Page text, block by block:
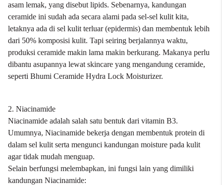
asam lemak, yang disebut lipids. Sebenarnya, kandungan
ceramide ini sudah ada secara alami pada sel-sel kulit kita,
letaknya ada di sel kulit terluar (epidermis) dan membentuk lebih
dari 50% komposisi kulit. Tapi seiring berjalannya waktu,
produksi ceramide makin lama makin berkurang. Makanya perlu
dibantu asupannya lewat skincare yang mengandung ceramide,
seperti Bhumi Ceramide Hydra Lock Moisturizer.
2. Niacinamide
Niacinamide adalah salah satu bentuk dari vitamin B3.
Umumnya, Niacinamide bekerja dengan membentuk protein di
dalam sel kulit serta mengunci kandungan moisture pada kulit
agar tidak mudah menguap.
Selain berfungsi melembapkan, ini fungsi lain yang dimiliki
kandungan Niacinamide: